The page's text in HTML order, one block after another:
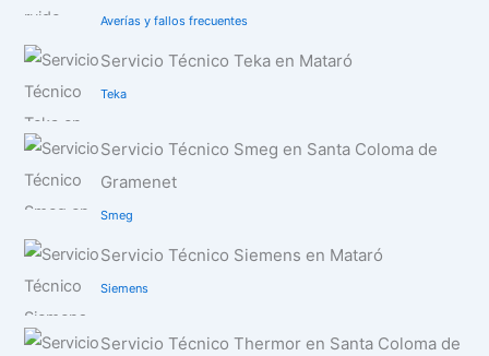
Averías y fallos frecuentes
Servicio Técnico Teka en Mataró
Teka
Servicio Técnico Smeg en Santa Coloma de
Gramenet
Smeg
Servicio Técnico Siemens en Mataró
Siemens
Servicio Técnico Thermor en Santa Coloma de